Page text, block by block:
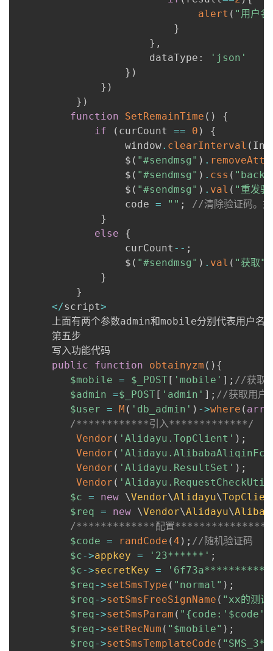
alert ( "用户名
}
} ,
dataType :
'json'
} )
} )
} )
function
SetRemainTime ( )
{
if
( curCount == 0 )
{
                  window
. clearInterval (
                  $
( "#sendmsg" ) . removeAttr
                  $
( "#sendmsg" ) . css (
                  $
( "#sendmsg" ) . val ( "重发
                  code
= "" ;
//清除验证码。如
}
else
{
                  curCount
-- ;
                  $
( "#sendmsg" ) . val ( "获取"
}
}
</script>
上面有两个参数admin和mobile分别代表用户名
      第五步
      写入功能代码
public
function obtainyzm ( ) {
$mobile = $_POST[ 'mobile' ] ; //获取
$admin =$_POST[ 'admin' ] ; //获取用户
$user = M ( 'db_admin' ) ->where (
/************引入*************/
Vendor ( 'Alidayu.TopClient' ) ;
Vendor (
Vendor ( 'Alidayu.ResultSet' ) ;
Vendor (
$c = new \Vendor\Alidayu\
$req = new \Vendor\Alidayu\
/*************配置***************/
$code = randCode (4 ) ; //随机验证码
$c->appkey = '23******' ;
$c->secretKey =
$req->setSmsType ( "normal" ) ;
$req->setSmsFreeSignName ( "xx的测
$req->setSmsParam ( "{code:' $code
$req->setRecNum ( " $mobile" ) ;
$req->setSmsTemplateCode (